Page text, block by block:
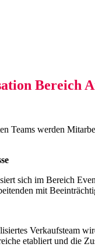
Bereich
Teams werden
sich im Bereich
mit
Verkaufsteam
etabliert und die